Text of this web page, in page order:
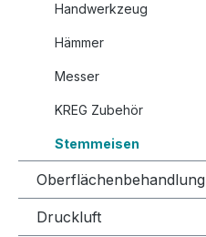
Handwerkzeug
Hämmer
Messer
KREG Zubehör
Stemmeisen
Oberflächenbehandlung
Druckluft